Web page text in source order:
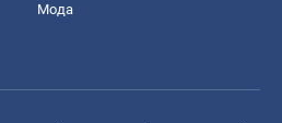
Мода